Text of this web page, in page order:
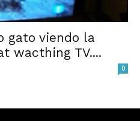
gato viendo la
wacthing TV....
0